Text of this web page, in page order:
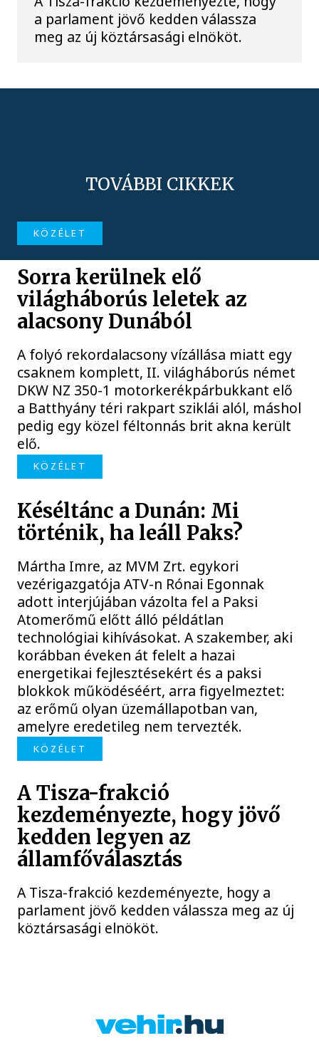
a parlament jövő kedden válassza
meg az új köztársasági elnököt.
TOVÁBBI CIKKEK
KÖZÉLET
Sorra kerülnek elő
világháborús leletek az
alacsony Dunából
A folyó rekordalacsony vízállása miatt egy
csaknem komplett, II. világháborús német
DKW NZ 350-1 motorkerékpárbukkant elő
a Batthyány téri rakpart sziklái alól, máshol
pedig egy közel féltonnás brit akna került
elő.
KÖZÉLET
Késéltánc a Dunán: Mi
történik, ha leáll Paks?
Mártha Imre, az MVM Zrt. egykori
vezérigazgatója ATV-n Rónai Egonnak
adott interjújában vázolta fel a Paksi
Atomerőmű előtt álló példátlan
technológiai kihívásokat. A szakember, aki
korábban éveken át felelt a hazai
energetikai fejlesztésekért és a paksi
blokkok működéséért, arra figyelmeztet:
az erőmű olyan üzemállapotban van,
amelyre eredetileg nem tervezték.
KÖZÉLET
A Tisza-frakció
kezdeményezte, hogy jövő
kedden legyen az
államfőválasztás
A Tisza-frakció kezdeményezte, hogy a
parlament jövő kedden válassza meg az új
köztársasági elnököt.